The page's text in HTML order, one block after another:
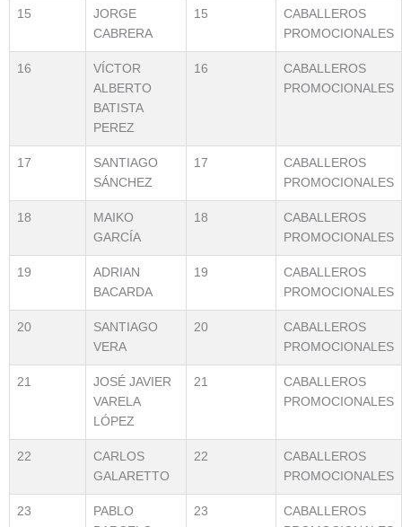
15
JORGE
CABRERA
15
CABALLEROS
PROMOCIONALES
16
VÍCTOR
ALBERTO
BATISTA
PEREZ
16
CABALLEROS
PROMOCIONALES
17
SANTIAGO
SÁNCHEZ
17
CABALLEROS
PROMOCIONALES
18
MAIKO
GARCÍA
18
CABALLEROS
PROMOCIONALES
19
ADRIAN
BACARDA
19
CABALLEROS
PROMOCIONALES
20
SANTIAGO
VERA
20
CABALLEROS
PROMOCIONALES
21
JOSÉ JAVIER
VARELA
LÓPEZ
21
CABALLEROS
PROMOCIONALES
22
CARLOS
GALARETTO
22
CABALLEROS
PROMOCIONALES
23
PABLO
23
CABALLEROS